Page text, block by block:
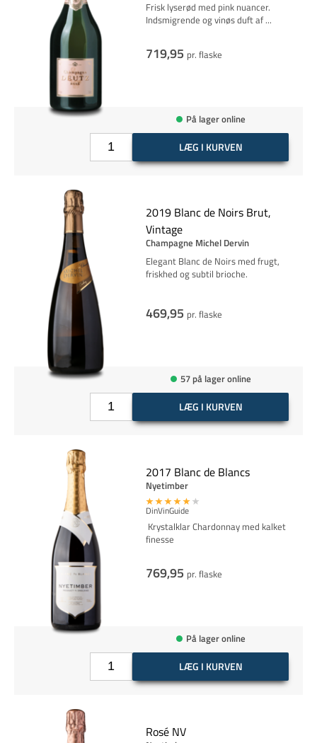
Frisk lyserød med pink nuancer.
Indsmigrende og vinøs duft af ...
719,95 pr. flaske
På lager online
LÆG I KURVEN
2019 Blanc de Noirs Brut,
Vintage
Champagne Michel Dervin
Elegant Blanc de Noirs med frugt,
friskhed og subtil brioche.
469,95 pr. flaske
57 på lager online
LÆG I KURVEN
2017 Blanc de Blancs
Nyetimber
DinVinGuide
Krystalklar Chardonnay med kalket
finesse
769,95 pr. flaske
På lager online
LÆG I KURVEN
Rosé NV